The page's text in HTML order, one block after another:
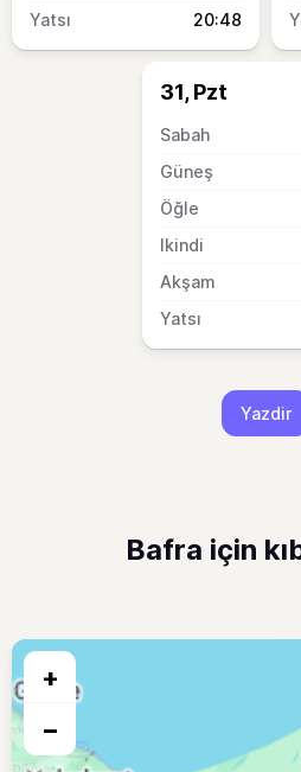
20:48
31, Pzt
Yazdir
Bafra için
+
−